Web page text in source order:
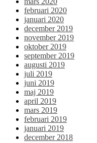
februari 2020
januari 2020
december 2019
november 2019
oktober 2019
september 2019
augusti 2019
juli 2019
juni 2019
maj 2019
april 2019
mars 2019
februari 2019
januari 2019
december 2018